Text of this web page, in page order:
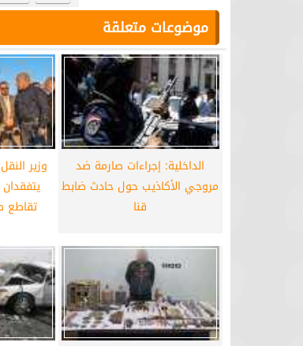
موضوعات متعلقة
الداخلية: إجراءات صارمة ضد
مروجي الأكاذيب حول حادث ضابط
قنا
وزير
تقاطع
برشلونة يستعيد سلاحا مهما بعد صدمة
كأس العالم
موعد